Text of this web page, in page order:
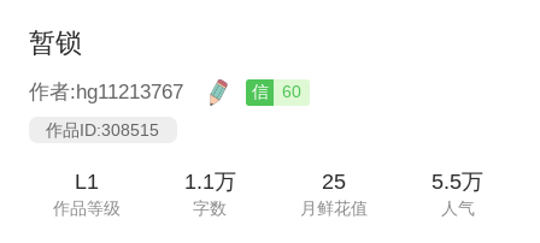
暂锁
作者:hg11213767 信
60
作品ID:308515
L1
作品等级
1.1万
字数
25
月鲜花值
5.5万
人气